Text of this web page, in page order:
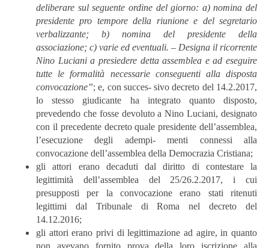
deliberare sul seguente ordine del giorno: a) nomina del
presidente pro tempore della riunione e del segretario
verbalizzante; b) nomina del presidente della
associazione; c) varie ed eventuali. – Designa il ricorrente
Nino Luciani a presiedere detta assemblea e ad eseguire
tutte le formalità necessarie conseguenti alla disposta
convocazione”; e, con succes- sivo decreto del 14.2.2017,
lo stesso giudicante ha integrato quanto disposto,
prevedendo che fosse devoluto a Nino Luciani, designato
con il precedente decreto quale presidente dell’assemblea,
l’esecuzione degli adempi- menti connessi alla
convocazione dell’assemblea della Democrazia Cristiana;
gli attori erano decaduti dal diritto di contestare la
legittimità dell’assemblea del 25/26.2.2017, i cui
presupposti per la convocazione erano stati ritenuti
legittimi dal Tribunale di Roma nel decreto del
14.12.2016;
gli attori erano privi di legittimazione ad agire, in quanto
non avevano fornito prova della loro iscrizione alla